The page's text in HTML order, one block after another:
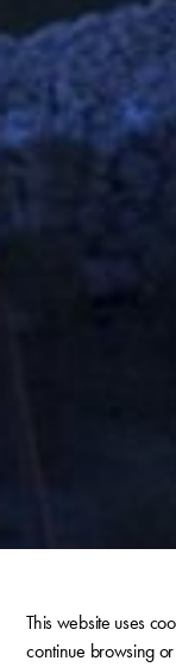
This website uses
continue browsing